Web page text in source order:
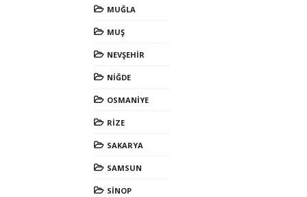
MUĞLA
MUŞ
NEVŞEHİR
NİĞDE
OSMANİYE
RİZE
SAKARYA
SAMSUN
SİNOP